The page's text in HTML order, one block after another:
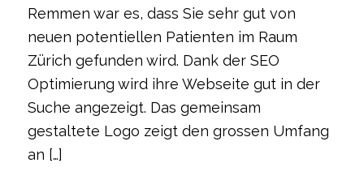
Remmen war es, dass Sie sehr gut von
neuen potentiellen Patienten im Raum
Zürich gefunden wird. Dank der SEO
Optimierung wird ihre Webseite gut in der
Suche angezeigt. Das gemeinsam
gestaltete Logo zeigt den grossen Umfang
an […]